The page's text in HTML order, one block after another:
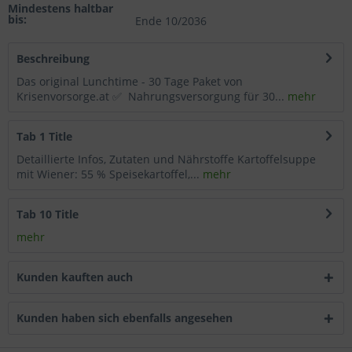
Wählen Sie nach Ihren individuellen Bedürfnissen
Technisch erforderlich
Statistik & Tracking
Mindestens haltbar
bis: Ende 10/2036
Beschreibung
Das original Lunchtime - 30 Tage Paket von
Krisenvorsorge.at ✅ Nahrungsversorgung für 30... mehr
Tab 1 Title
Detaillierte Infos, Zutaten und Nährstoffe Kartoffelsuppe
mit Wiener: 55 % Speisekartoffel,... mehr
Tab 10 Title
mehr
Kunden kauften auch
Kunden haben sich ebenfalls angesehen